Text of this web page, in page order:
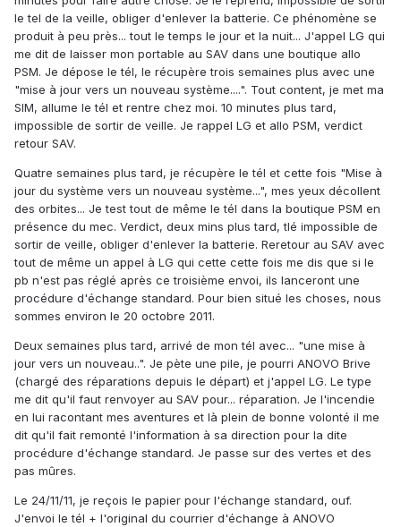
le tel de la veille, obliger d'enlever la batterie. Ce phénomène se
produit à peu près... tout le temps le jour et la nuit... J'appel LG qui
me dit de laisser mon portable au SAV dans une boutique allo
PSM. Je dépose le tél, le récupère trois semaines plus avec une
"mise à jour vers un nouveau système....". Tout content, je met ma
SIM, allume le tél et rentre chez moi. 10 minutes plus tard,
impossible de sortir de veille. Je rappel LG et allo PSM, verdict
retour SAV.
Quatre semaines plus tard, je récupère le tél et cette fois "Mise à
jour du système vers un nouveau système...", mes yeux décollent
des orbites... Je test tout de même le tél dans la boutique PSM en
présence du mec. Verdict, deux mins plus tard, tlé impossible de
sortir de veille, obliger d'enlever la batterie. Reretour au SAV avec
tout de même un appel à LG qui cette cette fois me dis que si le
pb n'est pas réglé après ce troisième envoi, ils lanceront une
procédure d'échange standard. Pour bien situé les choses, nous
sommes environ le 20 octobre 2011.
Deux semaines plus tard, arrivé de mon tél avec... "une mise à
jour vers un nouveau..". Je pète une pile, je pourri ANOVO Brive
(chargé des réparations depuis le départ) et j'appel LG. Le type
me dit qu'il faut renvoyer au SAV pour... réparation. Je l'incendie
en lui racontant mes aventures et là plein de bonne volonté il me
dit qu'il fait remonté l'information à sa direction pour la dite
procédure d'échange standard. Je passe sur des vertes et des
pas mûres.
Le 24/11/11, je reçois le papier pour l'échange standard, ouf.
J'envoi le tél + l'original du courrier d'échange à ANOVO